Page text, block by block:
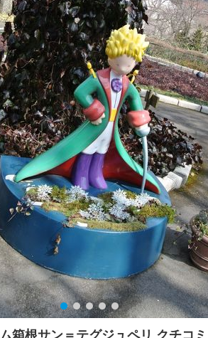
箱根サン＝テグジュペリ クチコ